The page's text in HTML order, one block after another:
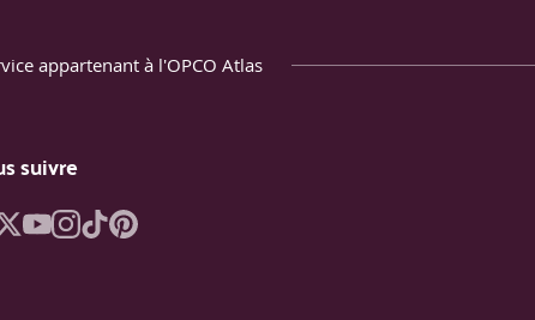
appartenant à l'OPCO Atlas
suivre